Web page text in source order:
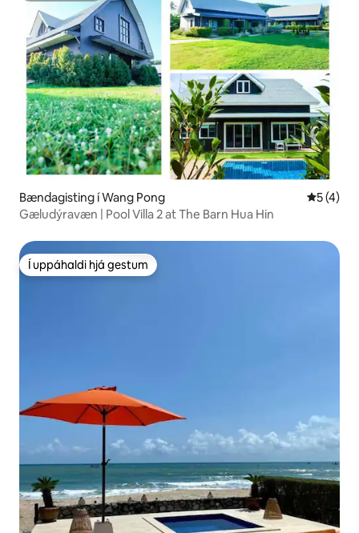
Bændagisting í Wang Pong 5 af 5 í
5 (4)
Gæludýravæn | Pool Villa 2 at The Barn Hua Hin
Í uppáhaldi hjá gestum
Í uppáhaldi hjá gestum